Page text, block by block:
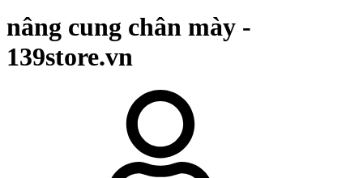
nâng cung chân mày -
139store.vn